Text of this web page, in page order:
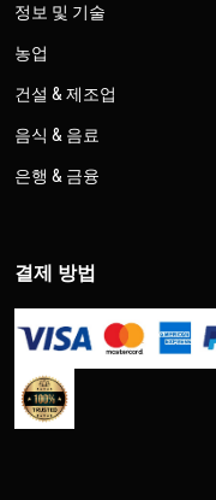
정보 및 기술
농업
건설 & 제조업
음식 & 음료
은행 & 금융
결제 방법